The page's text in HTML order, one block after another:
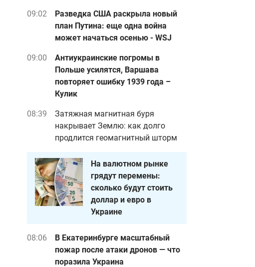
09:02
Разведка США раскрыла новый
план Путина: еще одна война
может начаться осенью - WSJ
09:00
Антиукраинские погромы в
Польше усилятся, Варшава
повторяет ошибку 1939 года –
Кулик
08:39
Затяжная магнитная буря
накрывает Землю: как долго
продлится геомагнитный шторм
На валютном рынке
грядут перемены:
сколько будут стоить
доллар и евро в
Украине
08:06
В Екатеринбурге масштабный
пожар после атаки дронов — что
поразила Украина